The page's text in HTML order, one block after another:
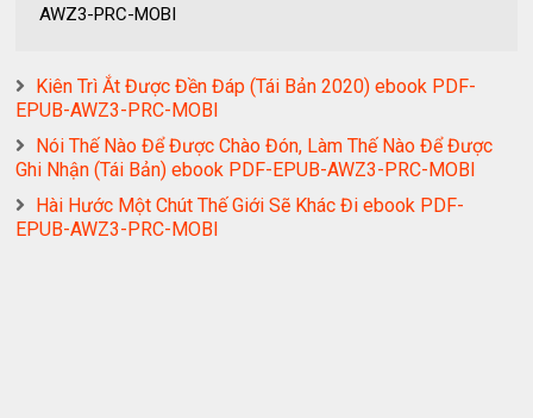
AWZ3-PRC-MOBI
Kiên Trì Ắt Được Đền Đáp (Tái Bản 2020) ebook PDF-
EPUB-AWZ3-PRC-MOBI
Nói Thế Nào Để Được Chào Đón, Làm Thế Nào Để Được
Ghi Nhận (Tái Bản) ebook PDF-EPUB-AWZ3-PRC-MOBI
Hài Hước Một Chút Thế Giới Sẽ Khác Đi ebook PDF-
EPUB-AWZ3-PRC-MOBI